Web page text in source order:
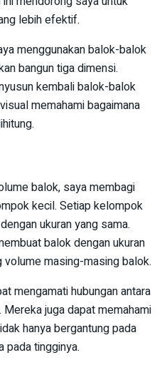
lebih efektif.
menggunakan balok-balok
bangun tiga dimensi.
kembali balok-balok
memahami bagaimana
balok, saya membagi
kecil. Setiap kelompok
ukuran yang sama.
balok dengan ukuran
masing-masing balok.
mengamati hubungan antara
juga dapat memahami
hanya bergantung pada
pada tingginya.